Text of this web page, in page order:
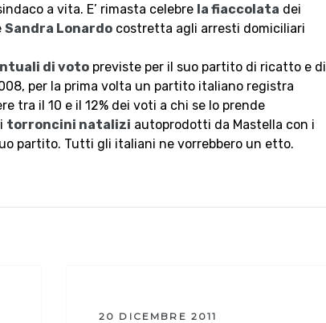
a vita. E’ rimasta celebre la fiaccolata dei
Sandra Lonardo costretta agli arresti domiciliari
di voto previste per il suo partito di ricatto e di
per la prima volta un partito italiano registra
tra il 10 e il 12% dei voti a chi se lo prende
torroncini natalizi autoprodotti da Mastella con i
partito. Tutti gli italiani ne vorrebbero un etto.
20 DICEMBRE 2011